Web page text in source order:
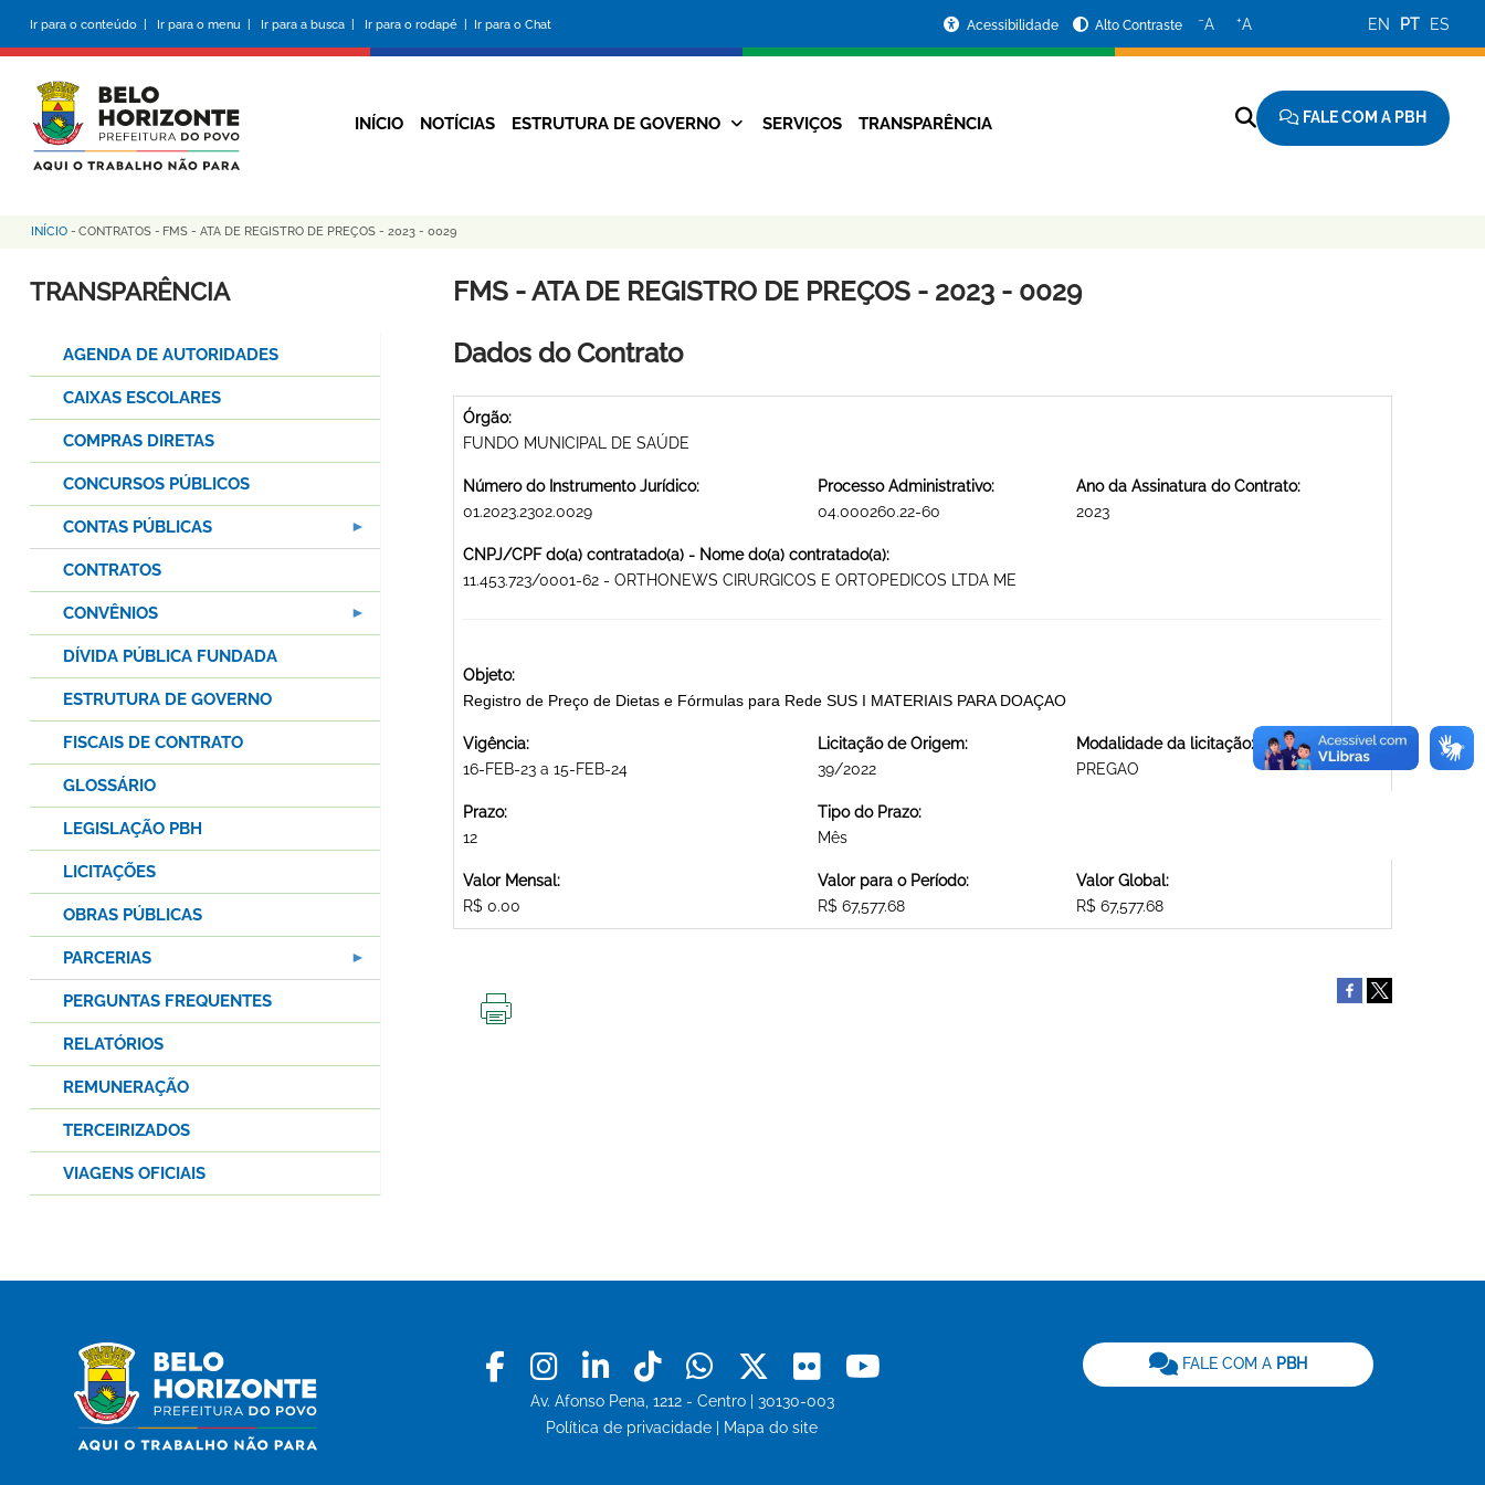
conteúdo
principal
Ir para o conteúdo | Ir para o menu | Ir para a busca | Ir para o rodapé | Ir para o Chat
da
Prefeitura
Acessibilidade Alto Contraste −A +A EN PT ES
Navegação
INÍCIO NOTÍCIAS ESTRUTURA DE GOVERNO SERVIÇOS TRANSPARÊNCIA FALE COM A PBH
Trilha
de
INÍCIO - CONTRATOS - FMS - ATA DE REGISTRO DE PREÇOS - 2023 - 0029
FMS - ATA DE REGISTRO DE PREÇOS - 2023 - 0029
Dados do Contrato
Órgão:
FUNDO MUNICIPAL DE SAÚDE
Número do Instrumento Jurídico:
01.2023.2302.0029
Processo Administrativo:
04.000260.22-60
Ano da Assinatura do Contrato:
2023
CNPJ/CPF do(a) contratado(a) - Nome do(a) contratado(a):
11.453.723/0001-62 - ORTHONEWS CIRURGICOS E ORTOPEDICOS LTDA ME
Objeto:
Registro de Preço de Dietas e Fórmulas para Rede SUS I MATERIAIS PARA DOAÇAO
Vigência:
16-FEB-23 a 15-FEB-24
Licitação de Origem:
39/2022
Modalidade da licitação:
PREGAO
Prazo:
12
Tipo do Prazo:
Mês
Valor Mensal:
R$ 0.00
Valor para o Período:
R$ 67,577.68
Valor Global:
R$ 67,577.68
TRANSPARÊNCIA
AGENDA DE AUTORIDADES
CAIXAS ESCOLARES
COMPRAS DIRETAS
CONCURSOS PÚBLICOS
CONTAS PÚBLICAS
CONTRATOS
CONVÊNIOS
DÍVIDA PÚBLICA FUNDADA
ESTRUTURA DE GOVERNO
FISCAIS DE CONTRATO
GLOSSÁRIO
LEGISLAÇÃO PBH
LICITAÇÕES
OBRAS PÚBLICAS
PARCERIAS
PERGUNTAS FREQUENTES
RELATÓRIOS
REMUNERAÇÃO
TERCEIRIZADOS
VIAGENS OFICIAIS
Facebook
Instagram
LinkedinTiktokWhatsapp
X Flickr
Av. Afonso Pena, 1212 - Centro | 30130-003
Política de privacidade
Mapa do site
FALE COM A PBH